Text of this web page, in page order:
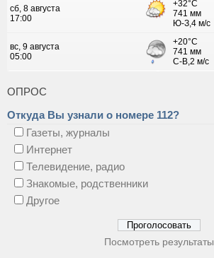
ОПРОС
Откуда Вы узнали о номере 112?
Газеты, журналы
Интернет
Телевидение, радио
Знакомые, родственники
Другое
Посмотреть результаты